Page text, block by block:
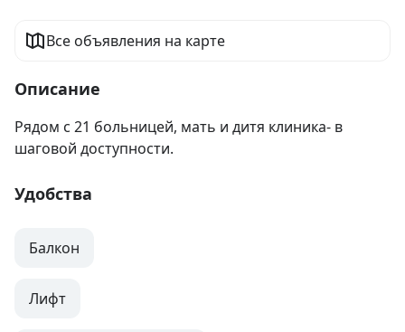
Все объявления на карте
Описание
Рядом с 21 больницей, мать и дитя клиника- в
шаговой доступности.
Удобства
Балкон
Лифт